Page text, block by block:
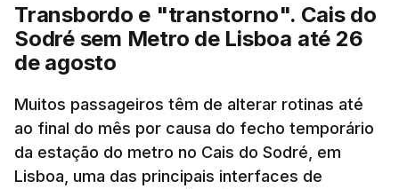
Embora estas tenham sido menos intensas do que
as ondas de calor de junho, a sequência geral de
ondas de calor desde maio permanece excecional
para a região.
São os dados do mais recente relatório do
Copernicus, o sistema de Observação da Terra
Transbordo e "transtorno". Cais do
Sodré sem Metro de Lisboa até 26
de agosto
Muitos passageiros têm de alterar rotinas até
ao final do mês por causa do fecho temporário
da estação do metro no Cais do Sodré, em
Lisboa, uma das principais interfaces de